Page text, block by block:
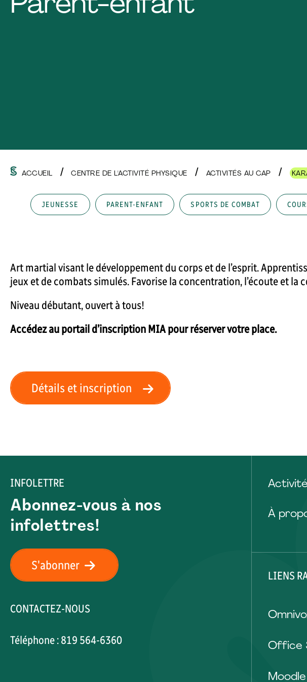
ACCUEIL CENTRE DE L'ACTIVITÉ PHYSIQUE ACTIVITÉS AU CAP
JEUNESSE PARENT-ENFANT SPORTS DE COMBAT
Art martial visant le développement du corps et de l’esprit.
jeux et de combats simulés. Favorise la concentration, l’écoute et la
Niveau débutant, ouvert à tous!
Accédez au portail d’inscription MIA pour réserver votre place.
Détails et inscription
INFOLETTRE
Abonnez-vous à nos
infolettres!
S'abonner
CONTACTEZ-NOUS
Téléphone : 819 564-6360
À
LIENS
Office
Moodle